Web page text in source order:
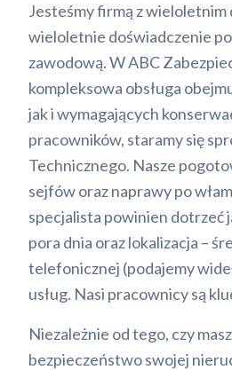
Jesteśmy firmą z wieloletnim
wieloletnie doświadczenie
zawodową. W ABC
kompleksowa obsługa
jak i wymagających
pracowników, staramy się
Technicznego. Nasze
sejfów oraz naprawy po
specjalista powinien dotrzeć
pora dnia oraz lokalizacja –
telefonicznej (podajemy
usług. Nasi pracownicy są
Niezależnie od tego, czy
bezpieczeństwo swojej